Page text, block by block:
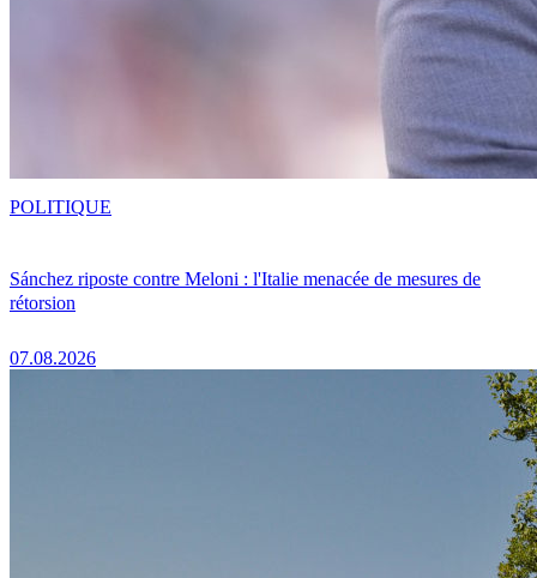
Sánchez riposte contre Meloni : l'Italie menacée de mesures de
rétorsion
07.08.2026
POLITIQUE